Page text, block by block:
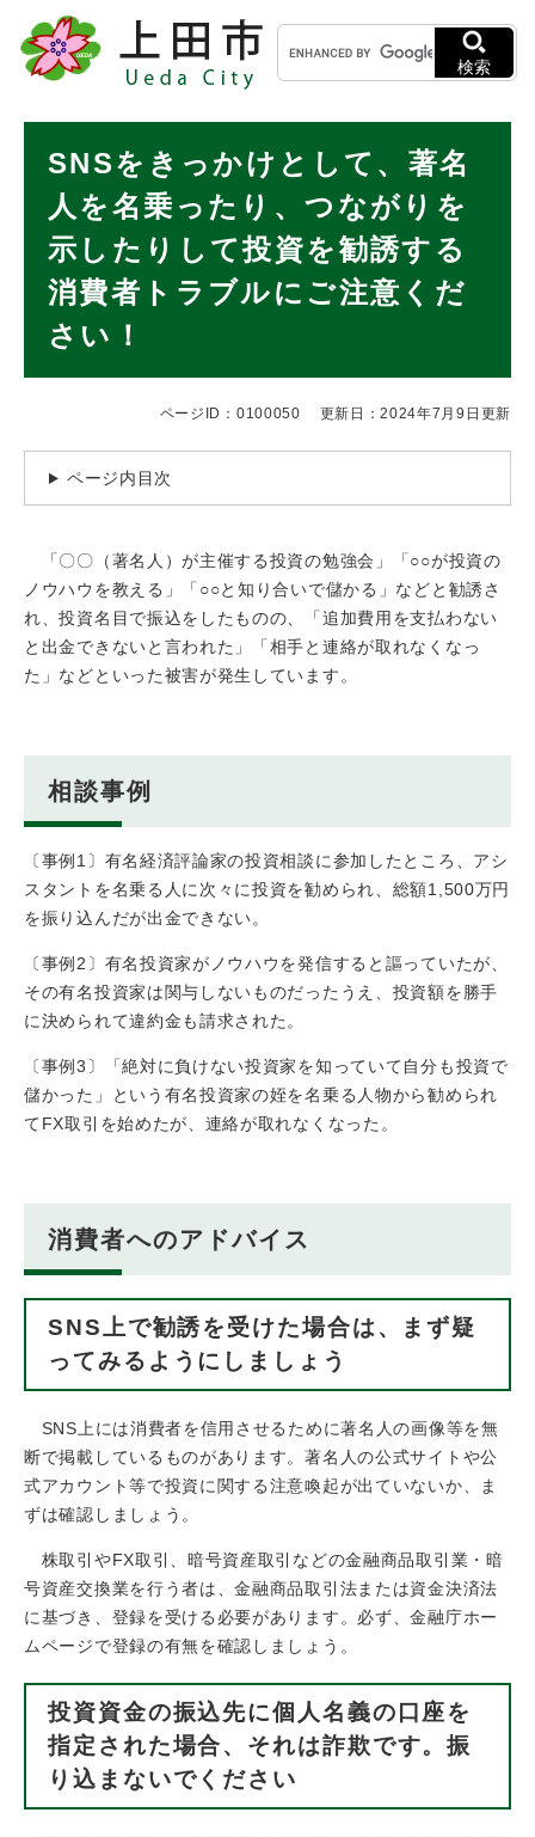
メニューを飛ばして本文へ
キ
ー
ワ
検
検索
SNSをきっかけとして、著名
人を名乗ったり、つながりを
示したりして投資を勧誘する
消費者トラブルにご注意くだ
さい！
ページID：0100050 更新日：2024年7月9日更新
ページ内目次
「〇〇（著名人）が主催する投資の勉強会」「○○が投資の
ノウハウを教える」「○○と知り合いで儲かる」などと勧誘さ
れ、投資名目で振込をしたものの、「追加費用を支払わない
と出金できないと言われた」「相手と連絡が取れなくなっ
た」などといった被害が発生しています。
相談事例
〔事例1〕有名経済評論家の投資相談に参加したところ、アシ
スタントを名乗る人に次々に投資を勧められ、総額1,500万円
を振り込んだが出金できない。
〔事例2〕有名投資家がノウハウを発信すると謳っていたが、
その有名投資家は関与しないものだったうえ、投資額を勝手
に決められて違約金も請求された。
〔事例3〕「絶対に負けない投資家を知っていて自分も投資で
儲かった」という有名投資家の姪を名乗る人物から勧められ
てFX取引を始めたが、連絡が取れなくなった。
消費者へのアドバイス
SNS上で勧誘を受けた場合は、まず疑
ってみるようにしましょう
SNS上には消費者を信用させるために著名人の画像等を無
断で掲載しているものがあります。著名人の公式サイトや公
式アカウント等で投資に関する注意喚起が出ていないか、ま
ずは確認しましょう。
株取引やFX取引、暗号資産取引などの金融商品取引業・暗
号資産交換業を行う者は、金融商品取引法または資金決済法
に基づき、登録を受ける必要があります。必ず、金融庁ホー
ムページで登録の有無を確認しましょう。
投資資金の振込先に個人名義の口座を
指定された場合、それは詐欺です。振
り込まないでください